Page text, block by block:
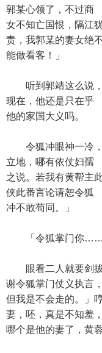
郭某心领了，不过商
女不知亡国恨，隔江
责，我郭某的妻女绝
能做看客！」
听到郭靖这么说，
现在，他还是只在乎
他的家国大义吗。
令狐冲眼神一冷，
立地，哪有依仗妇孺
之说。若我有黄帮主
侠此番言论请恕令狐
冲不敢苟同。」
「令狐掌门你……
眼看二人就要剑拔
谢令狐掌门仗义执言，
但我是不会走的。」
妻，呸，真是不知羞，
哪个是他的妻了，黄